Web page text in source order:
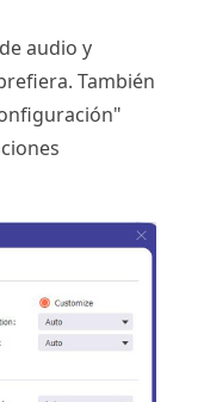
audio y
También